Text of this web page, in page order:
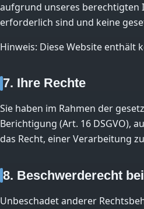
aufgrund unseres berechtigten
erforderlich sind und keine
Hinweis: Diese Website enthält
7. Ihre Rechte
Sie haben im Rahmen der
Berichtigung (Art. 16 DSGVO),
das Recht, einer Verarbeitung
8. Beschwerderecht
Unbeschadet anderer